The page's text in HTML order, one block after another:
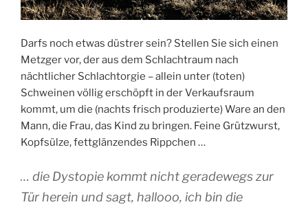
Darfs noch etwas düstrer sein? Stellen Sie sich einen
Metzger vor, der aus dem Schlachtraum nach
nächtlicher Schlachtorgie – allein unter (toten)
Schweinen völlig erschöpft in der Verkaufsraum
kommt, um die (nachts frisch produzierte) Ware an den
Mann, die Frau, das Kind zu bringen. Feine Grützwurst,
Kopfsülze, fettglänzendes Rippchen …
… die Dystopie kommt nicht geradewegs zur
Tür herein und sagt, hallooo, ich bin die